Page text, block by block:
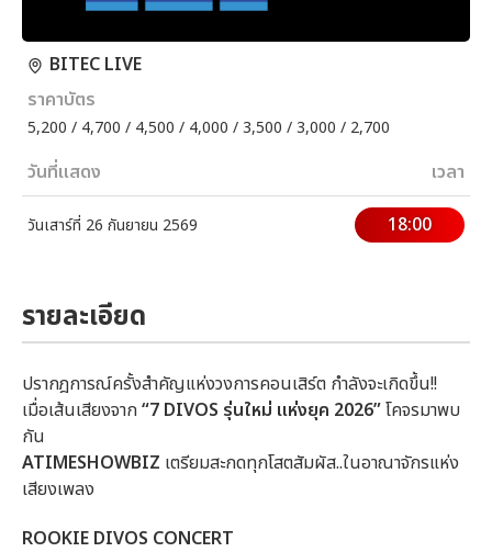
BITEC LIVE
ราคาบัตร
5,200 / 4,700 / 4,500 / 4,000 / 3,500 / 3,000 / 2,700
วันที่แสดง เวลา
วันเสาร์ที่ 26 กันยายน 2569 18:00
รายละเอียด
ปรากฎการณ์ครั้งสำคัญแห่งวงการคอนเสิร์ต กำลังจะเกิดขึ้น!!
เมื่อเส้นเสียงจาก “7 DIVOS รุ่นใหม่ แห่งยุค 2026”โคจรมาพบ
กัน
ATIMESHOWBIZ เตรียมสะกดทุกโสตสัมผัส..ในอาณาจักรแห่ง
เสียงเพลง
ROOKIE DIVOS CONCERT